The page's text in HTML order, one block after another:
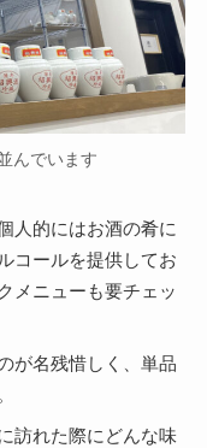
んでいます
人的にはお酒の肴に
コールを提供してお
メニューも要チェッ
が名残惜しく、単品
訪れた際にどんな味